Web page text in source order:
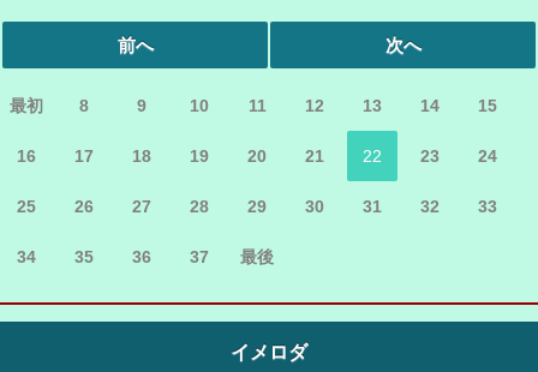
前へ 次へ
最初 8 9 10 11 12 13 14 15
16 17 18 19 20 21 22 23 24
25 26 27 28 29 30 31 32 33
34 35 36 37 最後
イメロダ